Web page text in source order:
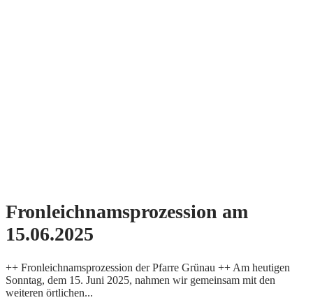
Fronleichnamsprozession am
15.06.2025
++ Fronleichnamsprozession der Pfarre Grünau ++ Am heutigen
Sonntag, dem 15. Juni 2025, nahmen wir gemeinsam mit den
weiteren örtlichen...